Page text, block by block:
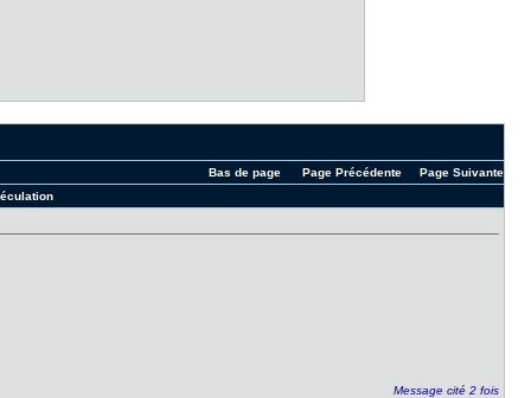
Page Suivante
Page Précédente
Bas de page
Message cité 2 fois